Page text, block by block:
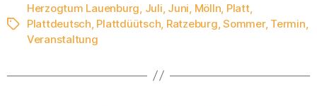
Schlagwörter
Herzogtum Lauenburg Juli Juni Mölln Platt,
Plattdeutsch Plattdüütsch Ratzeburg ,Sommer, Termin
Veranstaltung